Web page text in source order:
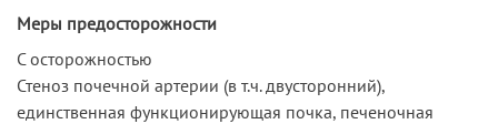
Меры предосторожности
С осторожностью
Стеноз почечной артерии (в т.ч. двусторонний),
единственная функционирующая почка, печеночная